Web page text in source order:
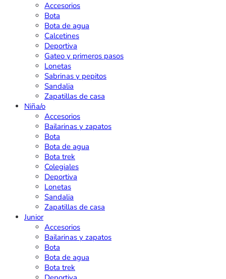
Accesorios
Bota
Bota de agua
Calcetines
Deportiva
Gateo y primeros pasos
Lonetas
Sabrinas y pepitos
Sandalia
Zapatillas de casa
Niña/o
Accesorios
Bailarinas y zapatos
Bota
Bota de agua
Bota trek
Colegiales
Deportiva
Lonetas
Sandalia
Zapatillas de casa
Junior
Accesorios
Bailarinas y zapatos
Bota
Bota de agua
Bota trek